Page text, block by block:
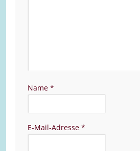
Name *
E-Mail-Adresse *